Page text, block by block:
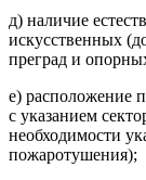
д) наличие
искусственных
преград и
е) расположение
с указанием
необходимости
пожаротушения);